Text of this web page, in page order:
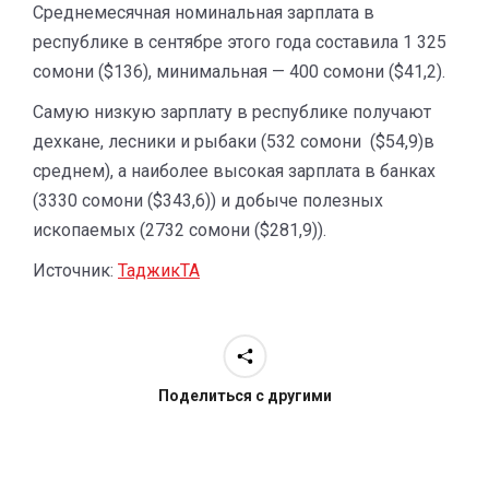
Среднемесячная номинальная зарплата в
республике в сентябре этого года составила 1 325
сомони ($136), минимальная — 400 сомони ($41,2).
Самую низкую зарплату в республике получают
дехкане, лесники и рыбаки (532 сомони ($54,9)в
среднем), а наиболее высокая зарплата в банках
(3330 сомони ($343,6)) и добыче полезных
ископаемых (2732 сомони ($281,9)).
Источник: ТаджикТА
Поделиться с другими